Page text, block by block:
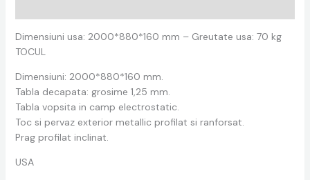
Dimensiuni usa: 2000*880*160 mm – Greutate usa: 70 kg
TOCUL
Dimensiuni: 2000*880*160 mm.
Tabla decapata: grosime 1,25 mm.
Tabla vopsita in camp electrostatic.
Toc si pervaz exterior metallic profilat si ranforsat.
Prag profilat inclinat.
USA